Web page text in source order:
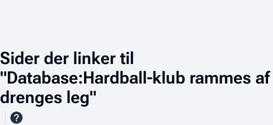
Sider der linker til
"Database:Hardball-klub rammes af
drenges leg"